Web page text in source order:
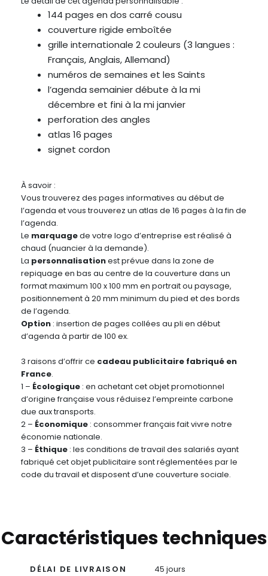
144 pages en dos carré cousu
couverture rigide emboîtée
grille internationale 2 couleurs (3 langues :
Français, Anglais, Allemand)
numéros de semaines et les Saints
l’agenda semainier débute à la mi
décembre et fini à la mi janvier
perforation des angles
atlas 16 pages
signet cordon
À savoir :
Vous trouverez des pages informatives au début de
l’agenda et vous trouverez un atlas de 16 pages à la fin de
l’agenda.
Le marquagede votre logo d’entreprise est réalisé à
chaud (nuancier à la demande).
La personnalisationest prévue dans la zone de
repiquage en bas au centre de la couverture dans un
format maximum 100 x 100 mm en portrait ou paysage,
positionnement à 20 mm minimum du pied et des bords
de l’agenda.
Option : insertion de pages collées au pli en début
d’agenda à partir de 100 ex.
3 raisons d’offrir ce cadeau publicitaire fabriqué en
France.
1 – Écologique : en achetant cet objet promotionnel
d’origine française vous réduisez l’empreinte carbone
due aux transports.
2 – Économique : consommer français fait vivre notre
économie nationale.
3 – Éthique : les conditions de travail des salariés ayant
fabriqué cet objet publicitaire sont réglementées par le
code du travail et disposent d’une couverture sociale.
Caractéristiques techniques
DÉLAI DE LIVRAISON
45 jours